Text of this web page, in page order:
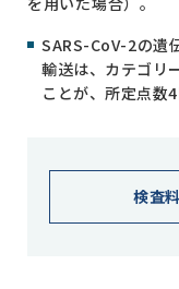
SARS-CoV-2の遺
輸送は、カテゴリ
ことが、所定点数
検査